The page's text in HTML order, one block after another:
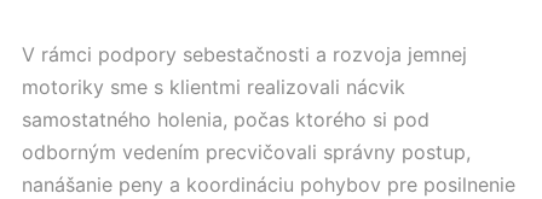
V rámci podpory sebestačnosti a rozvoja jemnej
motoriky sme s klientmi realizovali nácvik
samostatného holenia, počas ktorého si pod
odborným vedením precvičovali správny postup,
nanášanie peny a koordináciu pohybov pre posilnenie